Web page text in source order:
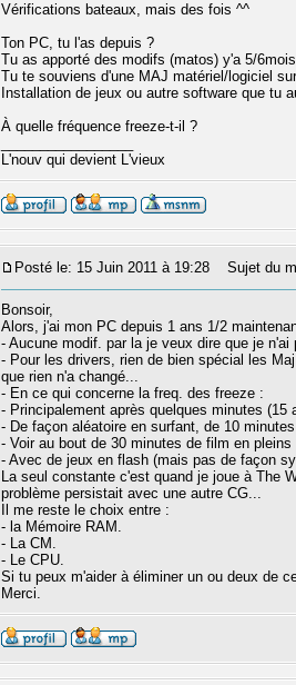
Vérifications bateaux, mais des fois ^^
Ton PC, tu l'as depuis ?
Tu as apporté des modifs (matos) y'a 5/
Tu te souviens d'une MAJ matériel/logiciel
Installation de jeux ou autre software que tu
À quelle fréquence freeze-t-il ?
L'nouv qui devient L'vieux
Posté le: 15 Juin 2011 à 19:28 Sujet du
Bonsoir,
Alors, j'ai mon PC depuis 1 ans 1/2
- Aucune modif. par la je veux dire que je
- Pour les drivers, rien de bien spécial les
que rien n'a changé...
- En ce qui concerne la freq. des freeze :
- Principalement après quelques minutes (15
- De façon aléatoire en surfant, de 10
- Voir au bout de 30 minutes de film en
- Avec de jeux en flash (mais pas de façon
La seul constante c'est quand je joue à The
problème persistait avec une autre CG...
Il me reste le choix entre :
- la Mémoire RAM.
- La CM.
- Le CPU.
Si tu peux m'aider à éliminer un ou deux de
Merci.